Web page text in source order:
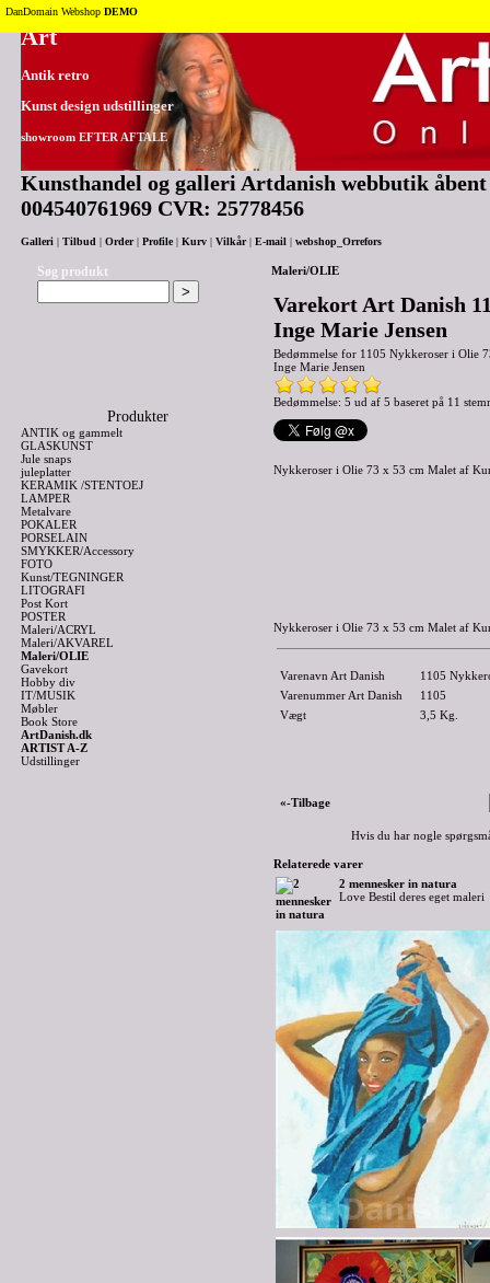
Tilbage til toppen
Art
Antik retro
Kunst design udstillinger
showroom EFTER AFTALE
Kunsthandel og galleri Artdanish webbutik
004540761969 CVR: 25778456
Galleri Tilbud Order| Profile| Kurv Vilkår| E-mail webshop_Orrefors
Søg produkt
Produkter
ANTIK og gammelt
GLASKUNST
Jule snaps
juleplatter
KERAMIK /STENTOEJ
LAMPER
Metalvare
POKALER
PORSELAIN
SMYKKER/Accessory
FOTO
Kunst/TEGNINGER
LITOGRAFI
Post Kort
POSTER
Maleri/ACRYL
Maleri/AKVAREL
Maleri/OLIE
Gavekort
Hobby div
IT/MUSIK
Møbler
Book Store
ArtDanish.dk
ARTIST A-Z
Udstillinger
Maleri/OLIE
Varekort Art Danish
Inge Marie Jensen
Bedømmelse for 1105 Nykkeroser i Olie
Inge Marie Jensen
Bedømmelse: 5 ud af 5 baseret på 11
Nykkeroser i Olie 73 x 53 cm Malet af
Nykkeroser i Olie 73 x 53 cm Malet af
Varenavn Art Danish
1105
Varenummer Art Danish
1105
Vægt
3,5 Kg.
«-Tilbage
Hvis du har nogle
Relaterede varer
2 mennesker in natura
Love Bestil deres eget maleri
DanDomain Webshop DEMO